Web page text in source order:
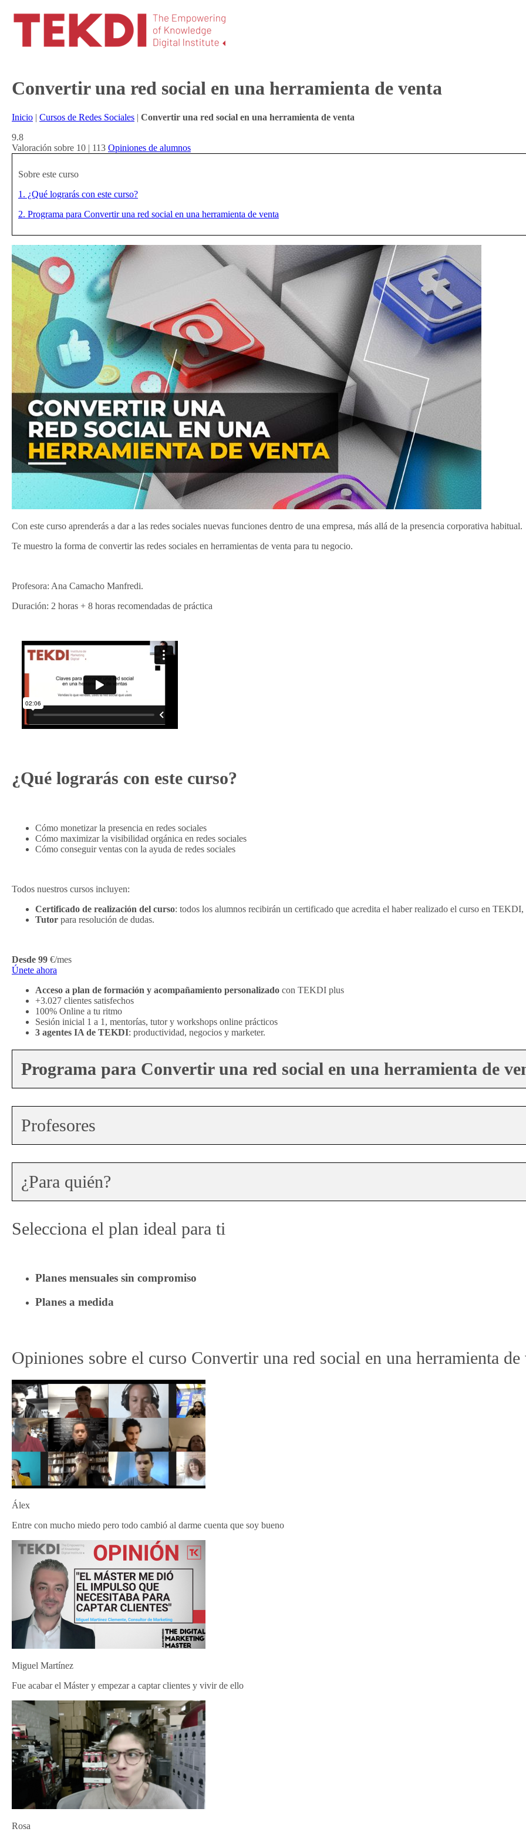
Convertir una red social en una herramienta de venta
Inicio | Cursos de Redes Sociales | Convertir una red social en una herramienta de venta
9.8
Valoración sobre 10 | 113 Opiniones de alumnos
Sobre este curso
1. ¿Qué lograrás con este curso?
2. Programa para Convertir una red social en una herramienta de venta
Con este curso aprenderás a dar a las redes sociales nuevas funciones dentro de una empresa, más allá de la presencia corporativa habitual.
Te muestro la forma de convertir las redes sociales en herramientas de venta para tu negocio.
Profesora: Ana Camacho Manfredi.
Duración: 2 horas + 8 horas recomendadas de práctica
¿Qué lograrás con este curso?
Cómo monetizar la presencia en redes sociales
Cómo maximizar la visibilidad orgánica en redes sociales
Cómo conseguir ventas con la ayuda de redes sociales
Todos nuestros cursos incluyen:
Certificado de realización del curso: todos los alumnos recibirán un certificado que acredita el haber realizado el curso en
Tutor para resolución de dudas.
Desde 99 €/mes
Únete ahora
Acceso a plan de formación y acompañamiento personalizado con TEKDI plus
+3.027 clientes satisfechos
100% Online a tu ritmo
Sesión inicial 1 a 1, mentorías, tutor y workshops online prácticos
3 agentes IA de TEKDI: productividad, negocios y marketer.
Programa para Convertir una red social en una herramienta de
Profesores
¿Para quién?
Selecciona el plan ideal para ti
Planes mensuales sin compromiso
Planes a medida
Opiniones sobre el curso Convertir una red social en una herramienta de
Álex
Entre con mucho miedo pero todo cambió al darme cuenta que soy bueno
Miguel Martínez
Fue acabar el Máster y empezar a captar clientes y vivir de ello
Rosa